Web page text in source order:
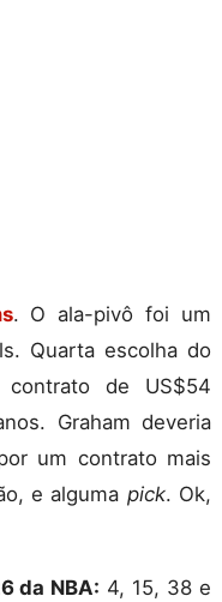
. O ala-pivô foi um
Quarta escolha do
de US$54
Graham deveria
um contrato mais
e alguma pick. Ok,
da NBA: 4, 15, 38 e